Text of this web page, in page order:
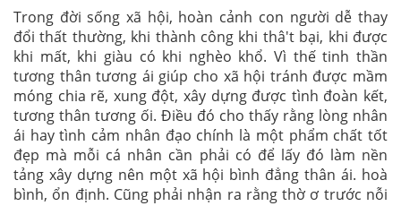
Trong đời sống xã hội, hoàn cảnh con người dễ thay
đổi thất thường, khi thành công khi thâ't bại, khi được
khi mất, khi giàu có khi nghèo khổ. Vì thế tinh thần
tương thân tương ái giúp cho xã hội tránh được mầm
móng chia rẽ, xung đột, xây dựng được tình đoàn kết,
tương thân tương ối. Điều đó cho thấy rằng lòng nhân
ái hay tình cảm nhân đạo chính là một phẩm chất tốt
đẹp mà mỗi cá nhân cần phải có để lấy đó làm nền
tảng xây dựng nên một xã hội bình đẳng thân ái. hoà
bình, ổn định. Cũng phải nhận ra rằng thờ ơ trước nỗi